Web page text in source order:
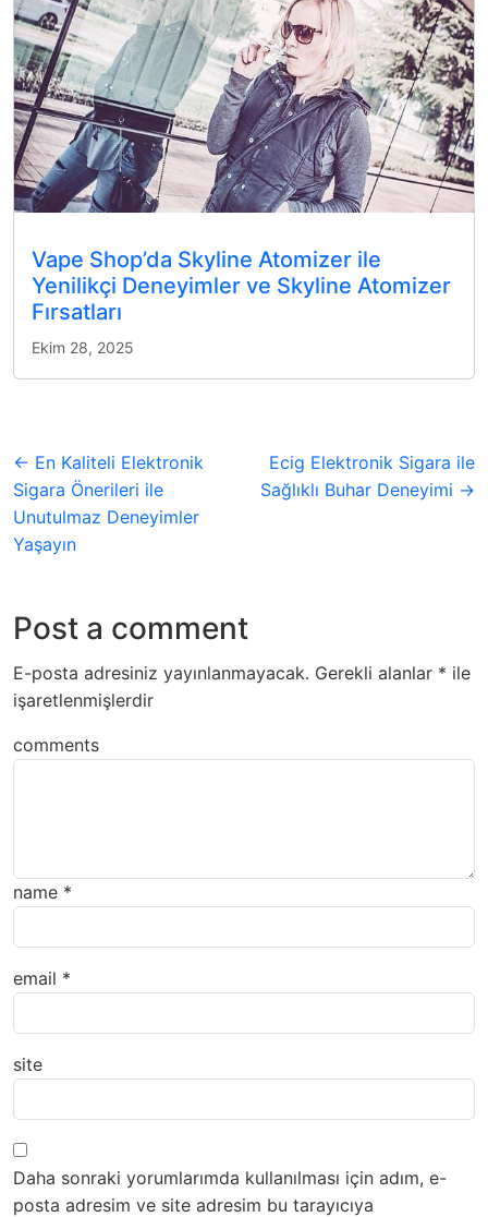
Vape Shop’da Skyline Atomizer ile
Yenilikçi Deneyimler ve Skyline Atomizer
Fırsatları
Ekim 28, 2025
← En Kaliteli Elektronik
Sigara Önerileri ile
Unutulmaz Deneyimler
Yaşayın
Ecig Elektronik Sigara ile
Sağlıklı Buhar Deneyimi →
Post a comment
E-posta adresiniz yayınlanmayacak. Gerekli alanlar * ile
işaretlenmişlerdir
comments
name *
email *
site
Daha sonraki yorumlarımda kullanılması için adım, e-
posta adresim ve site adresim bu tarayıcıya